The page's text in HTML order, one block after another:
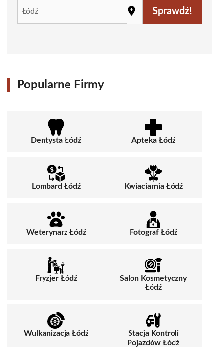
Sprawdź!
Popularne Firmy
Dentysta Łódź Apteka Łódź
Lombard Łódź Kwiaciarnia Łódź
Weterynarz Łódź Fotograf Łódź
Fryzjer Łódź
Salon Kosmetyczny
Łódź
Wulkanizacja Łódź
Stacja Kontroli
Pojazdów Łódź